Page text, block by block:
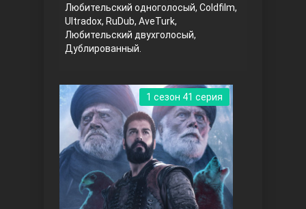
Три сестры
Ветреный холм
Любительский одноголосый, Coldfilm,
Ultradox, RuDub, AveTurk,
Любительский двухголосый,
Дублированный.
1 сезон 41 серия